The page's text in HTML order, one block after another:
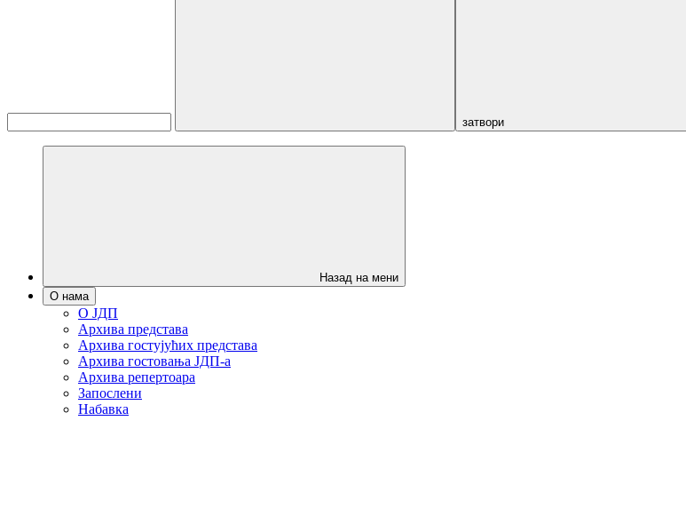
затвори
Назад на мени
О нама
О ЈДП
Архива представа
Архива гостујућих представа
Архива гостовања ЈДП-а
Архива репертоара
Запослени
Набавка